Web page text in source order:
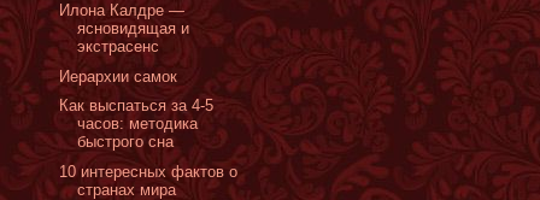
Илона Калдре —
ясновидящая и
экстрасенс
Иерархии самок
Как выспаться за 4-5
часов: методика
быстрого сна
10 интересных фактов о
странах мира